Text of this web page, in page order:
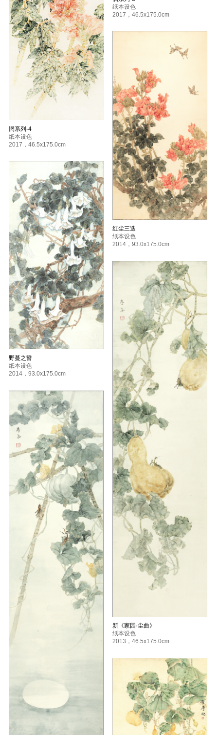
纸本设色
2017 ， 46.5x175.0cm
惘系列-4
纸本设色
2017 ， 46.5x175.0cm
红尘三迭
纸本设色
2014 ， 93.0x175.0cm
野蔓之誓
纸本设色
2014 ， 93.0x175.0cm
新《家园·尘曲》
纸本设色
2013 ， 46.5x175.0cm